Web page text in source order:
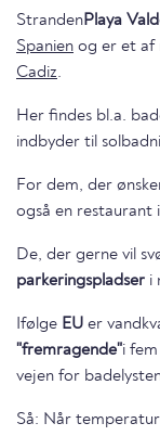
Stranden Playa
Spanien og er et af
Cadiz.
Her findes bl.a.
indbyder til
For dem, der
også en restaurant
De, der gerne vil
parkeringspladser i
Ifølge EU er
"fremragende"i fem år i
vejen for
Så: Når